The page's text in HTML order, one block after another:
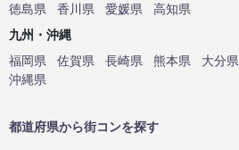
徳島県
香川県 愛媛県
高知県
九州・沖縄
福岡県
佐賀県 長崎県 熊本県 大分県
沖縄県
都道府県から街コンを探す